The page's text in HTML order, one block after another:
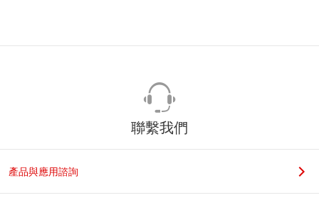
聯繫我們
產品與應用諮詢